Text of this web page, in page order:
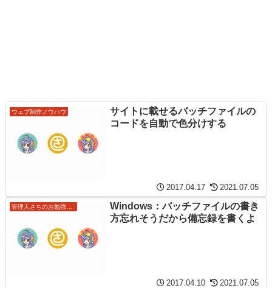
ウェブ制作ノウハウ
サイトに載せるバッチファイルの
コードを自動で色分けする
2017.04.17 2021.07.05
管理人さちのお勉強ノート
Windows：バッチファイルの書き
方忘れそうだから備忘録を書くよ
2017.04.10 2021.07.05